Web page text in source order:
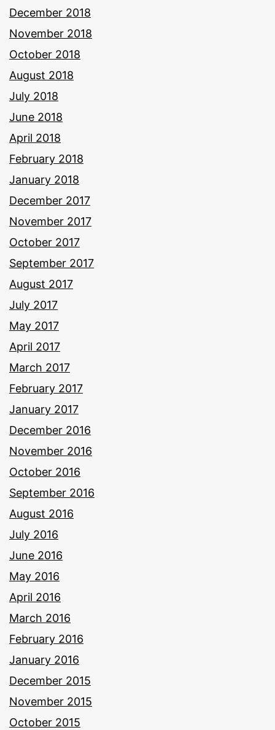
December 2018
November 2018
October 2018
August 2018
July 2018
June 2018
April 2018
February 2018
January 2018
December 2017
November 2017
October 2017
September 2017
August 2017
July 2017
May 2017
April 2017
March 2017
February 2017
January 2017
December 2016
November 2016
October 2016
September 2016
August 2016
July 2016
June 2016
May 2016
April 2016
March 2016
February 2016
January 2016
December 2015
November 2015
October 2015